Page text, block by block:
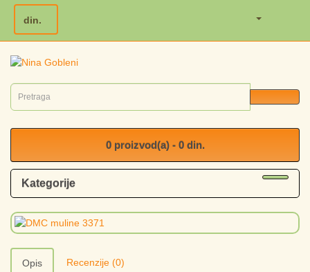
din.
0 proizvod(a) - 0 din.
Kategorije
Opis Recenzije (0)